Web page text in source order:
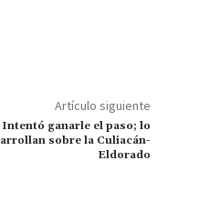
ge
r
m Li
n
k
Artículo siguiente
Intentó ganarle el paso; lo
arrollan sobre la Culiacán-
Eldorado